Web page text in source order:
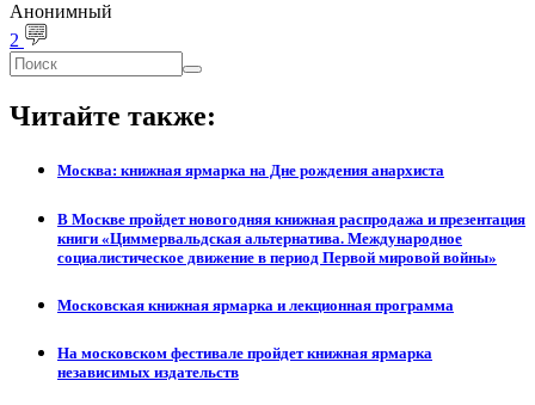
Анонимный
2
Форма
поиска
Читайте также:
Москва: книжная ярмарка на Дне рождения анархиста
В Москве пройдет новогодняя книжная распродажа и презентация
книги «Циммервальдская альтернатива. Международное
социалистическое движение в период Первой мировой войны»
Московская книжная ярмарка и лекционная программа
На московском фестивале пройдет книжная ярмарка
независимых издательств